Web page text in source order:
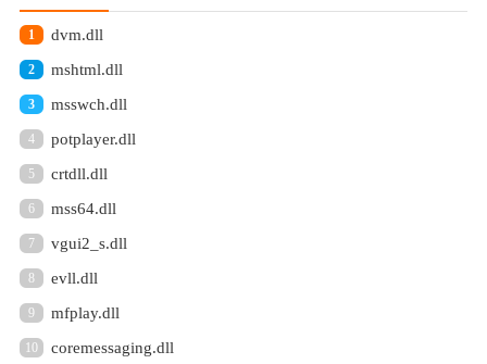
1 dvm.dll
2 mshtml.dll
3 msswch.dll
4 potplayer.dll
5 crtdll.dll
6 mss64.dll
7 vgui2_s.dll
8 evll.dll
9 mfplay.dll
10 coremessaging.dll